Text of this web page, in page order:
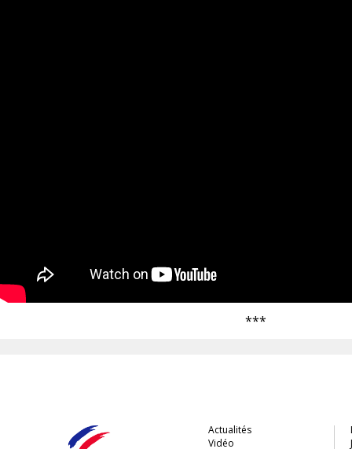
***
Actualités
Vidéo